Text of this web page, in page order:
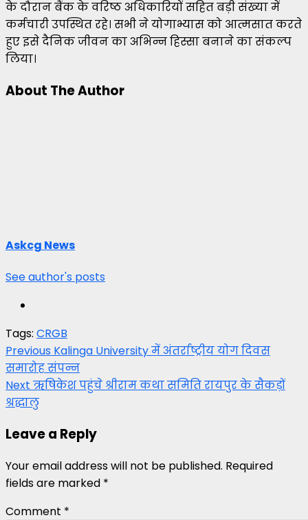
के दौरान बैंक के वरिष्ठ अधिकारियों सहित बड़ी संख्या में
कर्मचारी उपस्थित रहे। सभी ने योगाभ्यास को आत्मसात करते
हुए इसे दैनिक जीवन का अभिन्न हिस्सा बनाने का संकल्प
लिया।
About The Author
Askcg News
See author's posts
Tags: CRGB
Post
navigation
Previous Kalinga University में अंतर्राष्ट्रीय योग दिवस
समारोह संपन्न
Next ऋषिकेश पहुंचे श्रीराम कथा समिति रायपुर के सैकड़ों
श्रद्धालु
Leave a Reply
Your email address will not be published. Required
fields are marked *
Comment *